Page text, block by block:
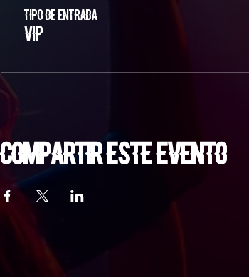
Tipo de entrada
VIP
Compartir este evento